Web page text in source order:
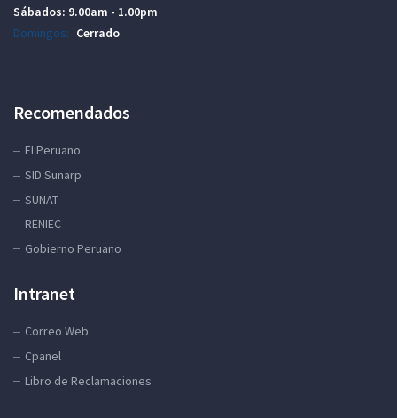
Sábados: 9.00am - 1.00pm
Domingos: Cerrado
Recomendados
El Peruano
SID Sunarp
SUNAT
RENIEC
Gobierno Peruano
Intranet
Correo Web
Cpanel
Libro de Reclamaciones